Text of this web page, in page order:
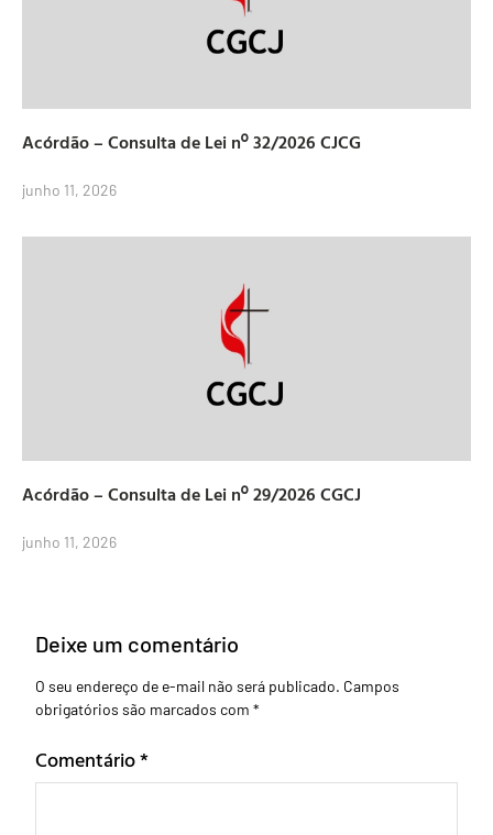
Acórdão – Consulta de Lei nº 32/2026 CJCG
junho 11, 2026
Acórdão – Consulta de Lei nº 29/2026 CGCJ
junho 11, 2026
Deixe um comentário
O seu endereço de e-mail não será publicado. Campos
obrigatórios são marcados com *
Comentário*